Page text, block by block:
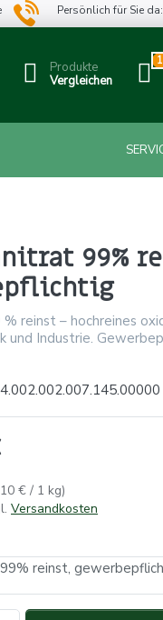
Persönlich für Sie
Produkte
Vergleichen
1
99%
reinst – hochreines
und Industrie.
€ / 1 kg)
Versandkosten
reinst,